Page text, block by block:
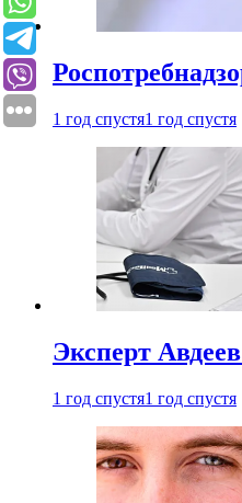
1 год спустя1 год спустя
Эксперт
1 год спустя1 год спустя